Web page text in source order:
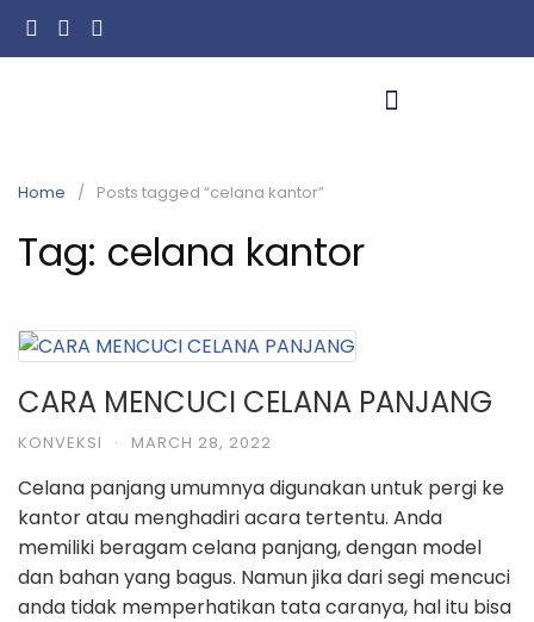
Home Posts tagged “celana kantor”
Tag: celana kantor
CARA MENCUCI CELANA PANJANG
KONVEKSI · MARCH 28, 2022
Celana panjang umumnya digunakan untuk pergi ke
kantor atau menghadiri acara tertentu. Anda
memiliki beragam celana panjang, dengan model
dan bahan yang bagus. Namun jika dari segi mencuci
anda tidak memperhatikan tata caranya, hal itu bisa